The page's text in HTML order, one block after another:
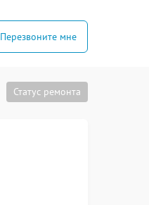
Перезвоните мне
Статус ремонта